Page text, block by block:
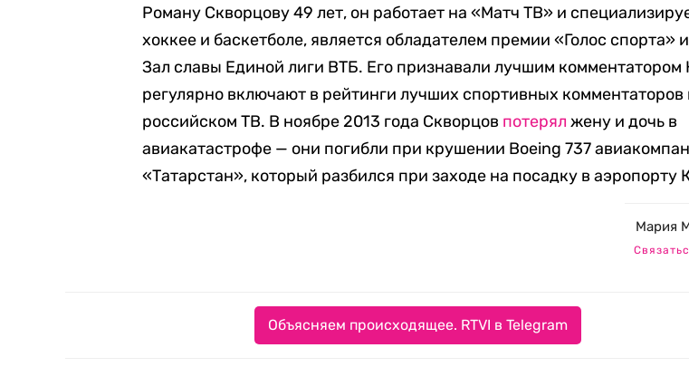
Роману Скворцову 49 лет, он работает на «Матч ТВ» и
хоккее и баскетболе, является обладателем премии «Голос спорта»
Зал славы Единой лиги ВТБ. Его признавали лучшим комментатором
регулярно включают в рейтинги лучших спортивных комментаторов
российском ТВ. В ноябре 2013 года Скворцов потерял жену и дочь в
авиакатастрофе — они погибли при крушении Boeing 737
«Татарстан», который разбился при заходе на посадку в аэропорту
Мария
Объясняем происходящее. RTVI в Telegram